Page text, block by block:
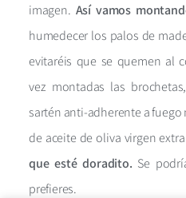
imagen. Así vamos
humedecer los palos de
evitaréis que se quemen al
vez montadas las
sartén anti-adherente a
de aceite de oliva virgen
que esté doradito. Se
prefieres.